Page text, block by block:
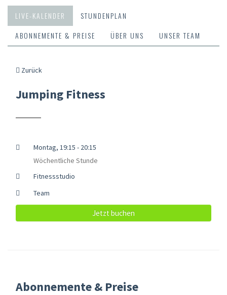
LIVE-KALENDER
STUNDENPLAN
ABONNEMENTE & PREISE
ÜBER UNS UNSER TEAM
Zurück
Jumping Fitness
Montag, 19:15 - 20:15
Wöchentliche Stunde
Fitnessstudio
Team
Jetzt buchen
Abonnemente & Preise